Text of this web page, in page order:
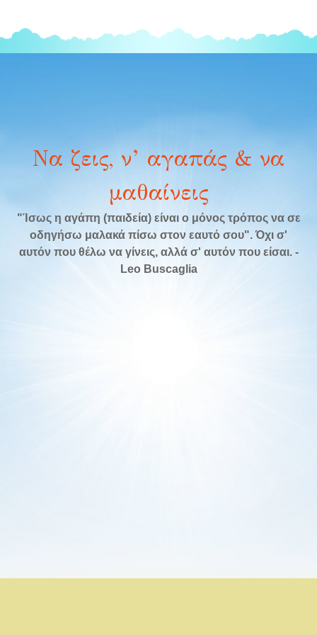
Να ζεις, ν’ αγαπάς & να
μαθαίνεις
"Ίσως η αγάπη (παιδεία) είναι ο μόνος τρόπος να σε
οδηγήσω μαλακά πίσω στον εαυτό σου". Όχι σ'
αυτόν που θέλω να γίνεις, αλλά σ' αυτόν που είσαι. -
Leo Buscaglia